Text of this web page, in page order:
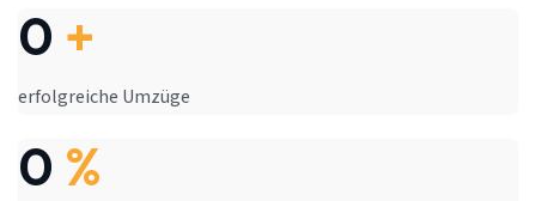
0 +
erfolgreiche Umzüge
0 %